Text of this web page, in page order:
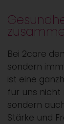
Bei 2care
sondern
ist eine
für uns nicht
sondern
Stärke und